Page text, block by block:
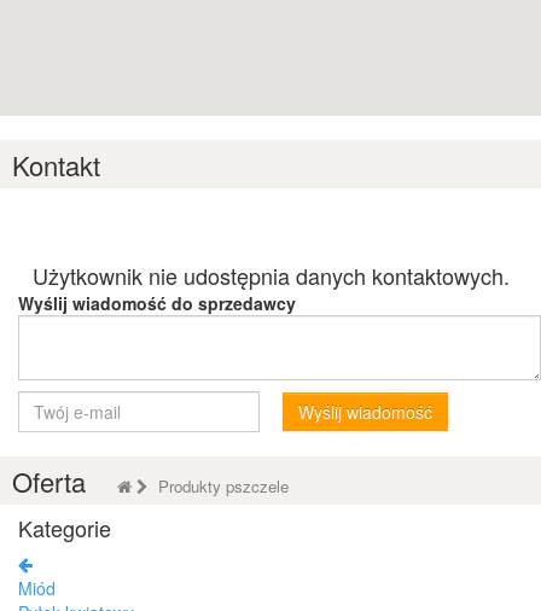
Kontakt
Użytkownik nie udostępnia danych kontaktowych.
Wyślij wiadomość do sprzedawcy
Wyślij wiadomość
Oferta Produkty pszczele
Kategorie
Miód